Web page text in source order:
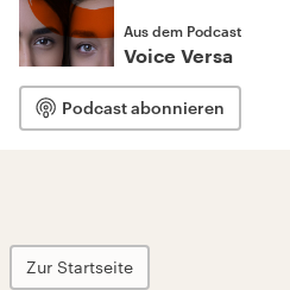
Aus dem Podcast
Voice Versa
Podcast abonnieren
Zur Startseite